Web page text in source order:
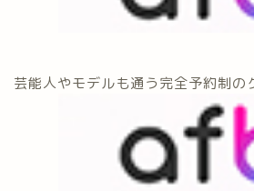
芸能人やモデルも通う完全予約制の